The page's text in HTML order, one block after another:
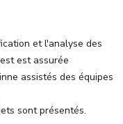
et l'analyse des
est assurée
assistés des équipes
sont présentés.